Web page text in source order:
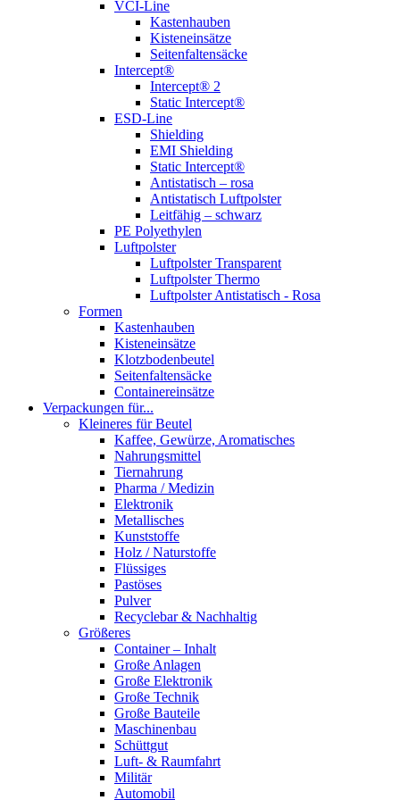
VCI-Line
Kastenhauben
Kisteneinsätze
Seitenfaltensäcke
Intercept®
Intercept® 2
Static Intercept®
ESD-Line
Shielding
EMI Shielding
Static Intercept®
Antistatisch – rosa
Antistatisch Luftpolster
Leitfähig – schwarz
PE Polyethylen
Luftpolster
Luftpolster Transparent
Luftpolster Thermo
Luftpolster Antistatisch - Rosa
Formen
Kastenhauben
Kisteneinsätze
Klotzbodenbeutel
Seitenfaltensäcke
Containereinsätze
Verpackungen für...
Kleineres für Beutel
Kaffee, Gewürze, Aromatisches
Nahrungsmittel
Tiernahrung
Pharma / Medizin
Elektronik
Metallisches
Kunststoffe
Holz / Naturstoffe
Flüssiges
Pastöses
Pulver
Recyclebar & Nachhaltig
Größeres
Container – Inhalt
Große Anlagen
Große Elektronik
Große Technik
Große Bauteile
Maschinenbau
Schüttgut
Luft- & Raumfahrt
Militär
Automobil